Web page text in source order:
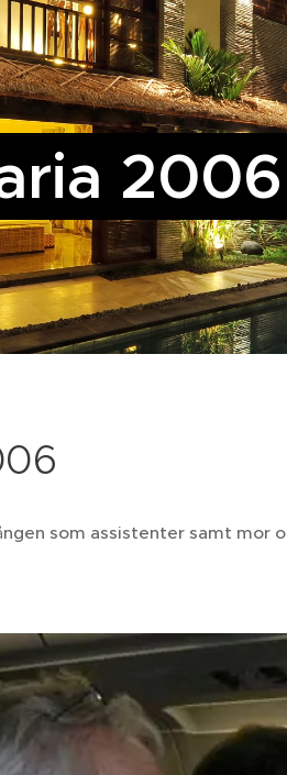
som assistenter samt mor